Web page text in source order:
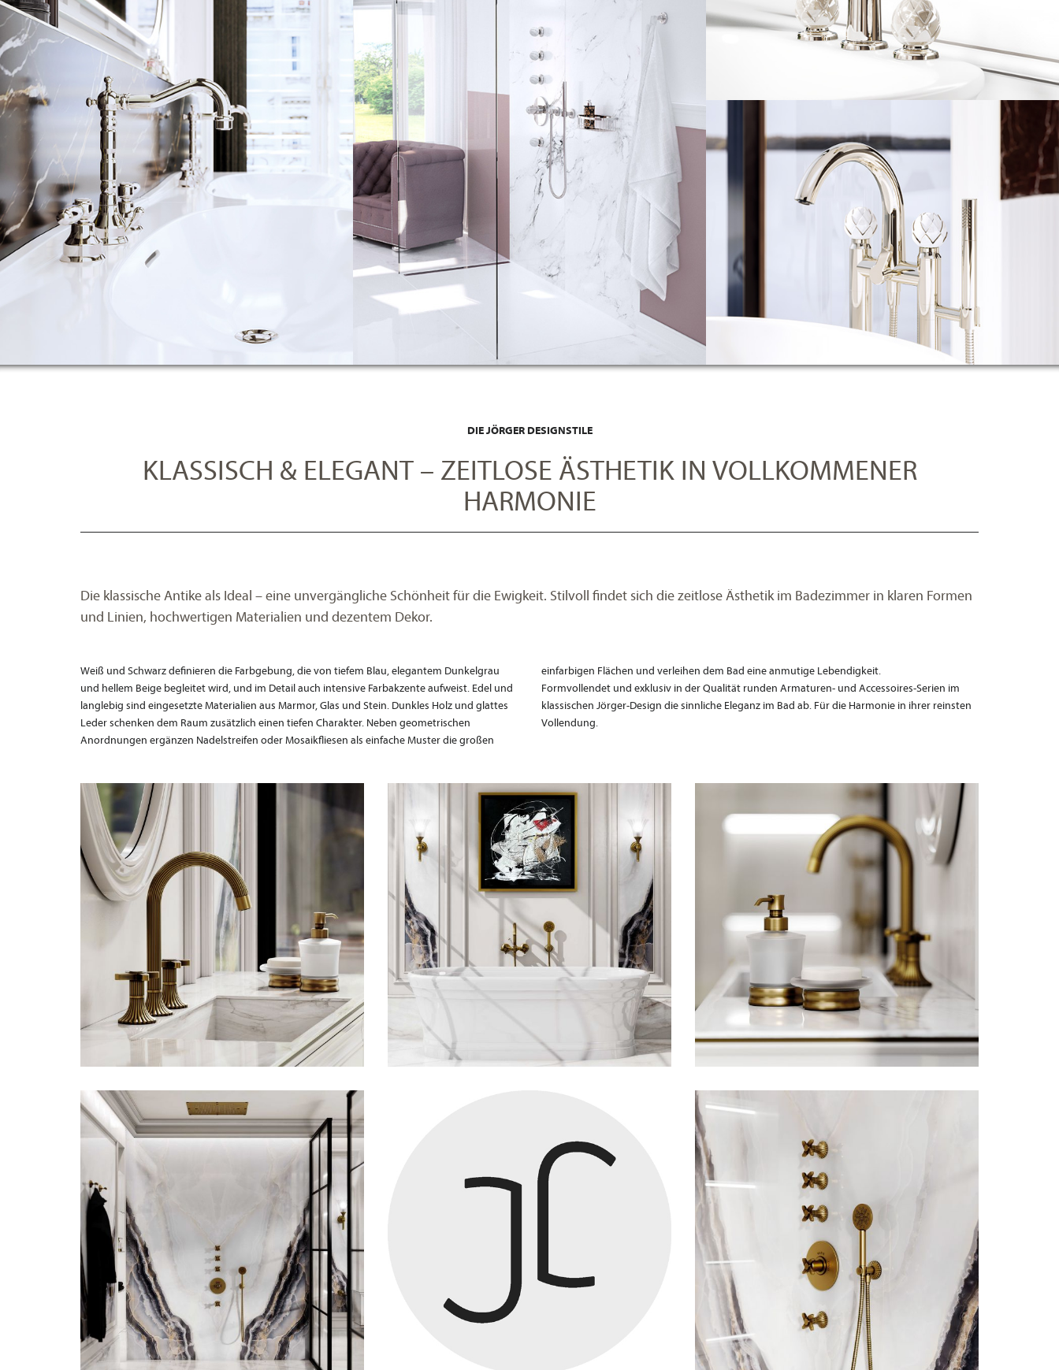
DIE JÖRGER DESIGNSTILE
KLASSISCH & ELEGANT – ZEITLOSE ÄSTHETIK IN VOLLKOMMENER
HARMONIE
Die klassische Antike als Ideal – eine unvergängliche Schönheit für die Ewigkeit. Stilvoll findet sich die zeitlose Ästhetik im Badezimmer in klaren Formen
und Linien, hochwertigen Materialien und dezentem Dekor.
Weiß und Schwarz definieren die Farbgebung, die von tiefem Blau, elegantem Dunkelgrau
und hellem Beige begleitet wird, und im Detail auch intensive Farbakzente aufweist. Edel und
langlebig sind eingesetzte Materialien aus Marmor, Glas und Stein. Dunkles Holz und glattes
Leder schenken dem Raum zusätzlich einen tiefen Charakter. Neben geometrischen
Anordnungen ergänzen Nadelstreifen oder Mosaikfliesen als einfache Muster die großen
einfarbigen Flächen und verleihen dem Bad eine anmutige Lebendigkeit.
Formvollendet und exklusiv in der Qualität runden Armaturen- und Accessoires-Serien im
klassischen Jörger-Design die sinnliche Eleganz im Bad ab. Für die Harmonie in ihrer reinsten
Vollendung.